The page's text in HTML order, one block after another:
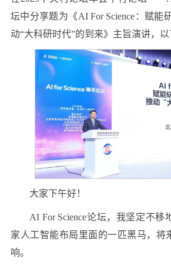
坛中分享题为《AI For Science：赋能
动“大科研时代”的到来》主旨演讲，以
大家下午好！
AI For Science论坛，我坚定不移
家人工智能布局里面的一匹黑马，将
响。